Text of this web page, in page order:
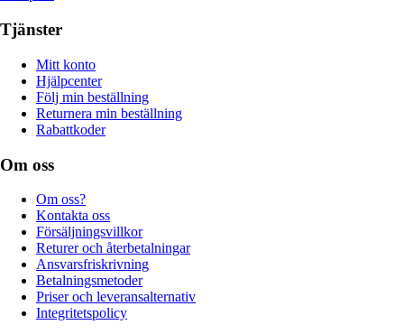
Tjänster
Mitt konto
Hjälpcenter
Följ min beställning
Returnera min beställning
Rabattkoder
Om oss
Om oss?
Kontakta oss
Försäljningsvillkor
Returer och återbetalningar
Ansvarsfriskrivning
Betalningsmetoder
Priser och leveransalternativ
Integritetspolicy